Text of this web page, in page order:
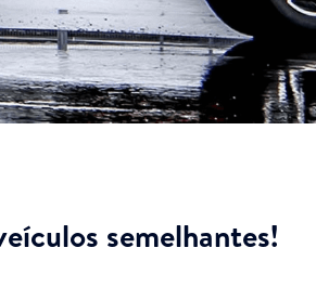
semelhantes!